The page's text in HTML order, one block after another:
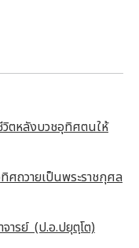
ตหลังบวชอุทิศตนให้
ศถวายเป็นพระราชกุศล
ารย์ (ป.อ.ปยุตฺโต)